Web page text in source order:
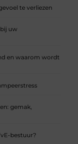
te verliezen
uw
en waarom wordt
gemak,
bestuur?